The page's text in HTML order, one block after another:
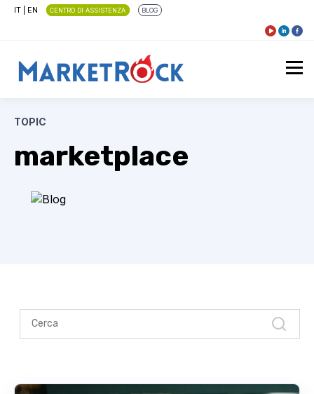
IT EN CENTRO DI ASSISTENZA BLOG
TOPIC
marketplace